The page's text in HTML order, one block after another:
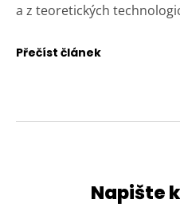
a z teoretických
Přečíst článek
Napište